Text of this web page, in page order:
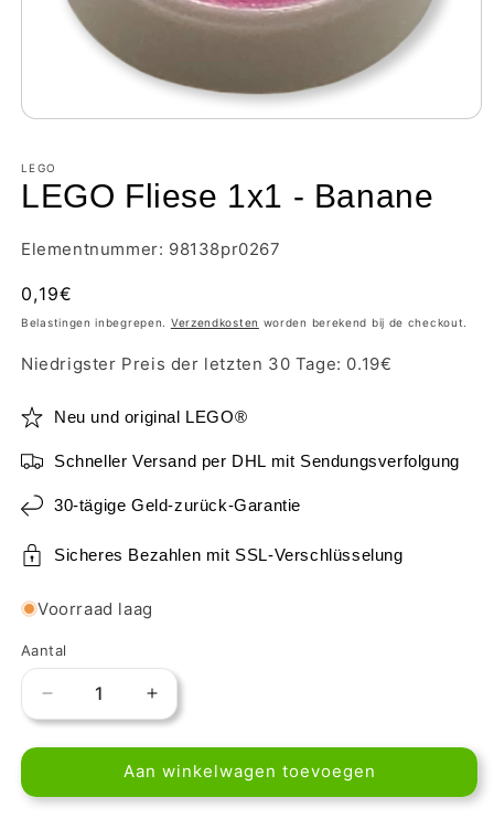
LEGO
LEGO Fliese 1x1 - Banane
Elementnummer: 98138pr0267
Normale
prijs
0,19€
Belastingen inbegrepen. Verzendkosten worden berekend bij de checkout.
Niedrigster Preis der letzten 30 Tage: 0.19€
Neu und original LEGO®
Schneller Versand per DHL mit Sendungsverfolgung
30-tägige Geld-zurück-Garantie
Sicheres Bezahlen mit SSL-Verschlüsselung
Voorraad laag
Aantal
Aantal
verlagen
voor
Fliese
Aantal
verhogen
voor
LEGO
Fliese
Aan winkelwagen toevoegen